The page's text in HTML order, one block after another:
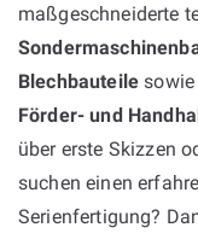
maßgeschneiderte
Blechbauteile
Förder- und
über erste Skizzen
suchen einen
Serienfertigung?